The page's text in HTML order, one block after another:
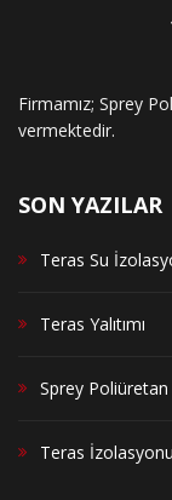
Firmamız; Sprey
vermektedir.
SON YAZILAR
Teras Su
Teras Yalıtımı
Sprey Poliüretan
Teras İzolasyonu